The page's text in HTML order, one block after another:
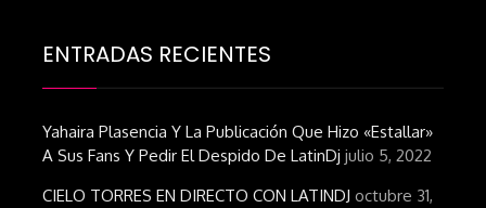
ENTRADAS RECIENTES
Yahaira Plasencia Y La Publicación Que Hizo «estallar»
A Sus Fans Y Pedir El Despido De LatinDj julio 5, 2022
CIELO TORRES EN DIRECTO CON LATINDJ octubre 31,